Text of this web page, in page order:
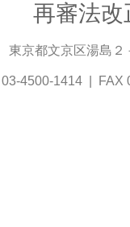
再審法
東京都文京区湯島
03-4500-1414 | FAX